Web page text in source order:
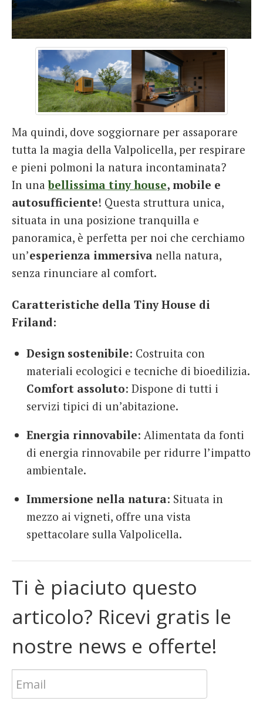
Ma quindi, dove soggiornare per assaporare
tutta la magia della Valpolicella, per respirare
e pieni polmoni la natura incontaminata?
In unabellissima tiny house, mobile e
autosufficiente! Questa struttura unica,
situata in una posizione tranquilla e
panoramica, è perfetta per noi che cerchiamo
un’esperienza immersiva nella natura,
senza rinunciare al comfort.
Caratteristiche della Tiny House di
Friland:
Design sostenibile: Costruita con
materiali ecologici e tecniche di bioedilizia.
Comfort assoluto: Dispone di tutti i
servizi tipici di un’abitazione.
Energia rinnovabile: Alimentata da fonti
di energia rinnovabile per ridurre l’impatto
ambientale.
Immersione nella natura: Situata in
mezzo ai vigneti, offre una vista
spettacolare sulla Valpolicella.
Ti è piaciuto questo
articolo? Ricevi gratis le
nostre news e offerte!